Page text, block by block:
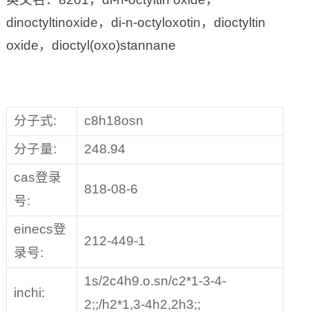
dinoctyltinoxide，di-n-octyloxotin，dioctyltin
oxide，dioctyl(oxo)stannane
分子式:
c8h18osn
分子量:
248.94
cas登录
号:
818-08-6
einecs登
录号:
212-449-1
inchi:
1s/2c4h9.o.sn/c2*1-3-4-
2;;/h2*1,3-4h2,2h3;;